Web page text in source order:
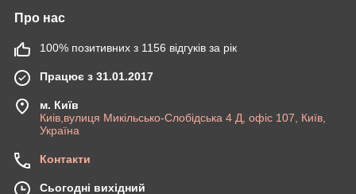
Про нас
100% позитивних з 1156 відгуків за рік
Працює з 31.01.2017
м. Київ
Киів,вулиця Микільсько-Слобідська 4 Д, офіс 107, Київ,
Україна
Контакти
Сьогодні вихідний